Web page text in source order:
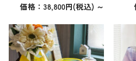
価格：38,800円(税込) ～